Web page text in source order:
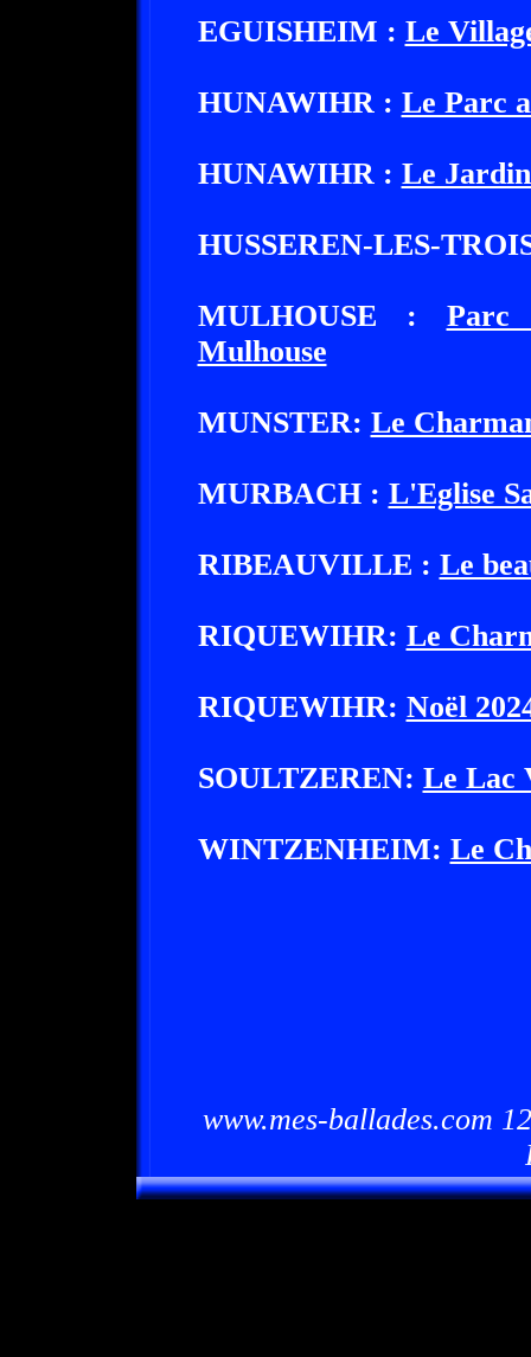
EGUISHEIM : Le
HUNAWIHR : Le Parc
HUNAWIHR : Le
HUSSEREN-LES-
MULHOUSE : Parc
Mulhouse
MUNSTER: Le
MURBACH : L'Eglise
RIBEAUVILLE : Le
RIQUEWIHR: Le
RIQUEWIHR: Noël
SOULTZEREN: Le Lac
WINTZENHEIM: Le
www.mes-ballades.com